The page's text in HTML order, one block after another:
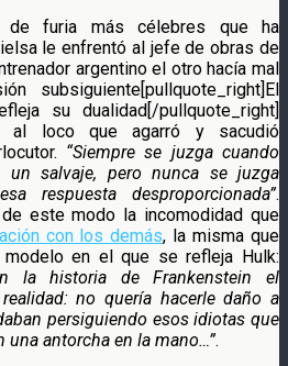
furia más célebres que ha
le enfrentó al jefe de obras de
argentino el otro hacía mal
subsiguiente[pullquote_right]El
su dualidad[/pullquote_right]
al loco que agarró y sacudió
“Siempre se juzga cuando
salvaje, pero nunca se juzga
respuesta desproporcionada”.
este modo la incomodidad que
con los demás, la misma que
en el que se refleja Hulk:
la historia de Frankenstein el
no quería hacerle daño a
persiguiendo esos idiotas que
antorcha en la mano…”.